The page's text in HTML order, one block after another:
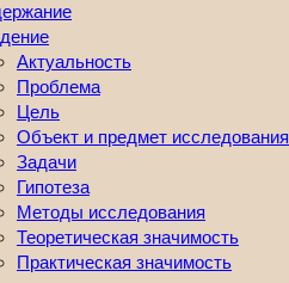
Актуальность
Проблема
Цель
Объект и предмет исследования
Задачи
Гипотеза
Методы исследования
Теоретическая значимость
Практическая значимость